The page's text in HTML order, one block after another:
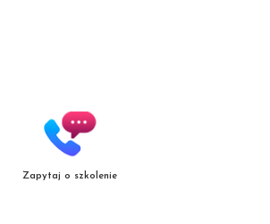
Zapytaj o szkolenie